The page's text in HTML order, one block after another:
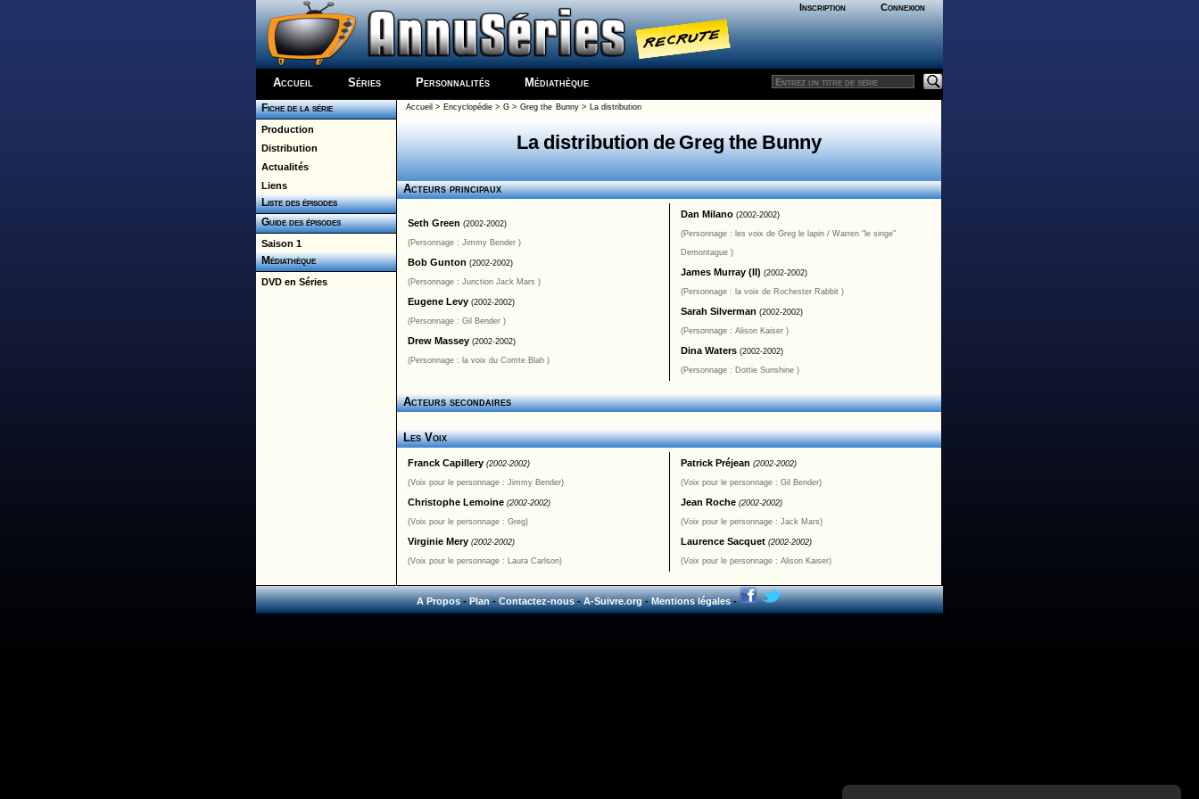
Inscription Connexion
Accueil Séries Personnalités Médiathèque
Fiche de la série
Production
Distribution
Actualités
Liens
Liste des épisodes
Guide des épisodes
Saison 1
Médiathèque
DVD en Séries
Accueil > Encyclopédie> G> Greg the Bunny> La distribution
La distribution de Greg the Bunny
Acteurs principaux
Seth Green (2002-2002)
(Personnage : Jimmy Bender )
Bob Gunton (2002-2002)
(Personnage : Junction Jack Mars )
Eugene Levy (2002-2002)
(Personnage : Gil Bender )
Drew Massey (2002-2002)
(Personnage : la voix du Comte Blah )
Dan Milano (2002-2002)
(Personnage : les voix de Greg le lapin / Warren "le singe"
Demontague )
James Murray (II) (2002-2002)
(Personnage : la voix de Rochester Rabbit )
Sarah Silverman (2002-2002)
(Personnage : Alison Kaiser )
Dina Waters (2002-2002)
(Personnage : Dottie Sunshine )
Acteurs secondaires
Les Voix
Franck Capillery (2002-2002)
(Voix pour le personnage : Jimmy Bender)
Christophe Lemoine (2002-2002)
(Voix pour le personnage : Greg)
Virginie Mery (2002-2002)
(Voix pour le personnage : Laura Carlson)
Patrick Préjean (2002-2002)
(Voix pour le personnage : Gil Bender)
Jean Roche (2002-2002)
(Voix pour le personnage : Jack Mars)
Laurence Sacquet (2002-2002)
(Voix pour le personnage : Alison Kaiser)
A Propos-Plan-Contactez-nous-A-Suivre.org-Mentions légales-